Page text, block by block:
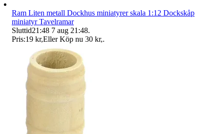
Ram Liten metall Dockhus miniatyrer skala 1:12 Dockskåp
miniatyr Tavelramar
Sluttid21:48 7 aug 21:48.
Pris:19 kr,Eller Köp nu 30 kr,.